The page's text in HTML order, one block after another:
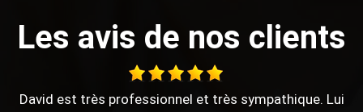
Les avis de nos clients
Merci pour votre travail !